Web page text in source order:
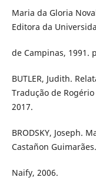
Maria da Gloria
Editora da
de Campinas, 1991.
BUTLER, Judith.
Tradução de
2017.
BRODSKY, Joseph.
Castañon
Naify, 2006.